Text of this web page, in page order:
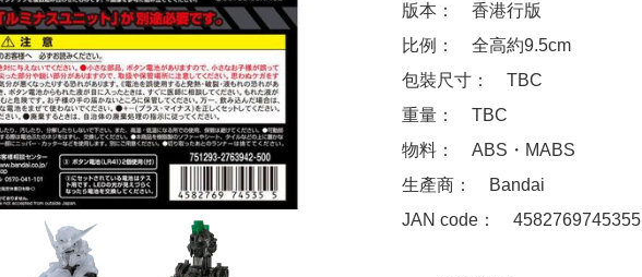
版本：　香港行版
比例：　全高約9.5cm
包裝尺寸：　TBC
重量：　TBC
物料：　ABS・MABS
生產商：　Bandai
JAN code：　4582769745355